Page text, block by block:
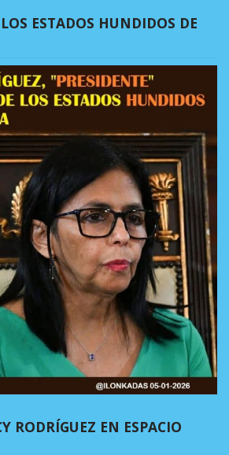
ESTADOS HUNDIDOS DE
RODRÍGUEZ EN ESPACIO